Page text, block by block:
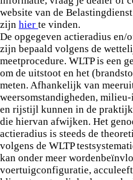
website van de
zijn hier te vinden.
De opgegeven actieradius en/
zijn bepaald volgens de
meetprocedure. WLTP is een
om de uitstoot en het
meten. Afhankelijk van
weersomstandigheden,
en rijstijl kunnen in de
die hiervan afwijken. Het
actieradius is steeds de
volgens de WLTP
kan onder meer
voertuigconfiguratie,